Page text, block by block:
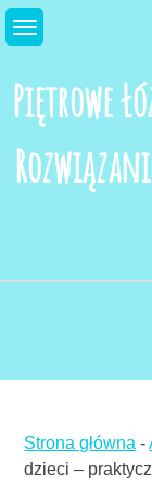
Skip
to
Piętrowe
Strona główna -
dzieci –